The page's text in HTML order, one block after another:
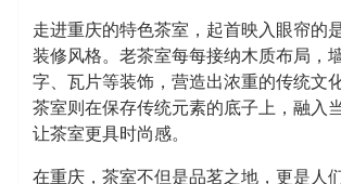
走进重庆的特色茶室，起首映入眼帘的
装修风格。老茶室每每接纳木质布局，
字、瓦片等装饰，营造出浓重的传统文
茶室则在保存传统元素的底子上，融入
让茶室更具时尚感。
在重庆，茶室不但是品茗之地，更是人